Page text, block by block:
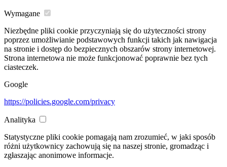
Wymagane
Niezbędne pliki cookie przyczyniają się do użyteczności strony
poprzez umożliwianie podstawowych funkcji takich jak nawigacja
na stronie i dostęp do bezpiecznych obszarów strony internetowej.
Strona internetowa nie może funkcjonować poprawnie bez tych
ciasteczek.
Google
https://policies.google.com/privacy
Analityka
Statystyczne pliki cookie pomagają nam zrozumieć, w jaki sposób
różni użytkownicy zachowują się na naszej stronie, gromadząc i
zgłaszając anonimowe informacje.